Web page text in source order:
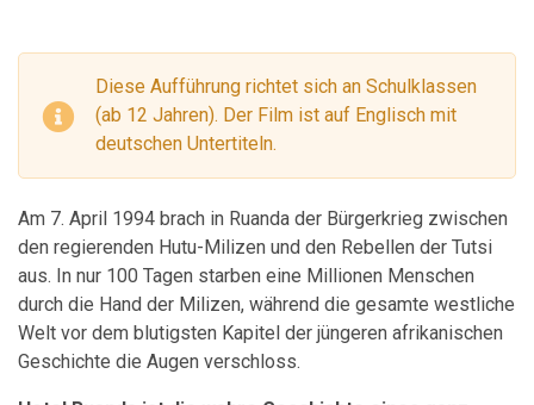
Diese Aufführung richtet sich an Schulklassen
(ab 12 Jahren). Der Film ist auf Englisch mit
deutschen Untertiteln.
Am 7. April 1994 brach in Ruanda der Bürgerkrieg zwischen
den regierenden Hutu-Milizen und den Rebellen der Tutsi
aus. In nur 100 Tagen starben eine Millionen Menschen
durch die Hand der Milizen, während die gesamte westliche
Welt vor dem blutigsten Kapitel der jüngeren afrikanischen
Geschichte die Augen verschloss.